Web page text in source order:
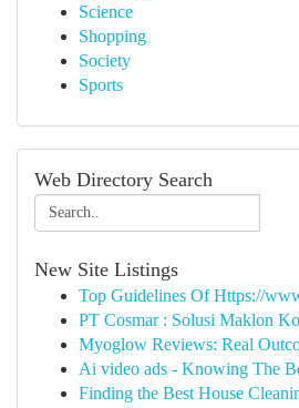
Science
Shopping
Society
Sports
Web Directory Search
New Site Listings
Top Guidelines Of Https://
PT Cosmar : Solusi Maklon
Myoglow Reviews: Real
Ai video ads - Knowing The
Finding the Best House